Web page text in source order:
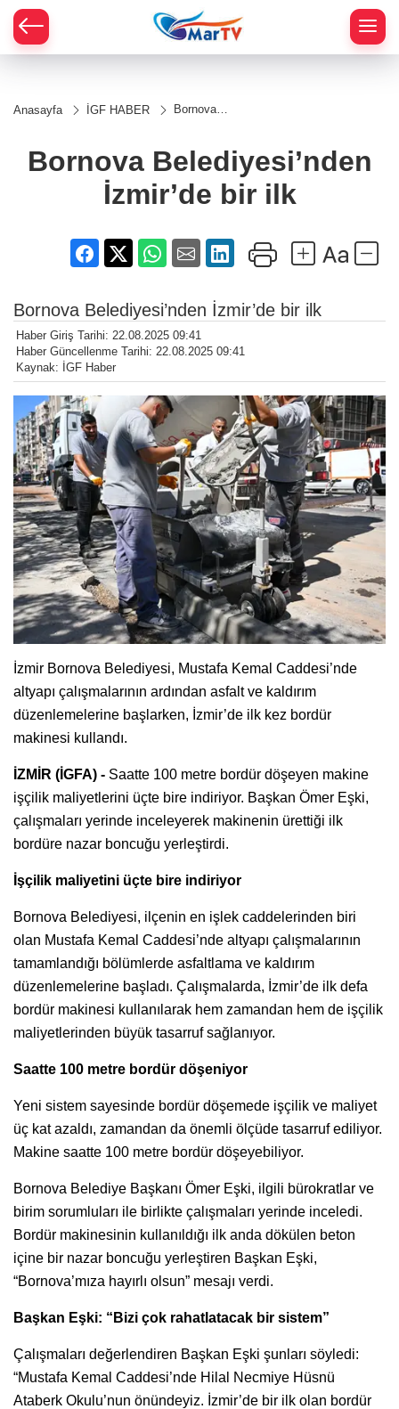
Anasayfa İGF HABER
Bornova
Bornova Belediyesi’nden
İzmir’de bir ilk
Bornova Belediyesi’nden İzmir’de bir ilk
Haber Giriş Tarihi: 22.08.2025 09:41
Haber Güncellenme Tarihi: 22.08.2025 09:41
Kaynak: İGF Haber
İzmir Bornova Belediyesi, Mustafa Kemal Caddesi’nde
altyapı çalışmalarının ardından asfalt ve kaldırım
düzenlemelerine başlarken, İzmir’de ilk kez bordür
makinesi kullandı.
İZMİR (İGFA) - Saatte 100 metre bordür döşeyen makine
işçilik maliyetlerini üçte bire indiriyor. Başkan Ömer Eşki,
çalışmaları yerinde inceleyerek makinenin ürettiği ilk
bordüre nazar boncuğu yerleştirdi.
İşçilik maliyetini üçte bire indiriyor
Bornova Belediyesi, ilçenin en işlek caddelerinden biri
olan Mustafa Kemal Caddesi’nde altyapı çalışmalarının
tamamlandığı bölümlerde asfaltlama ve kaldırım
düzenlemelerine başladı. Çalışmalarda, İzmir’de ilk defa
bordür makinesi kullanılarak hem zamandan hem de işçilik
maliyetlerinden büyük tasarruf sağlanıyor.
Saatte 100 metre bordür döşeniyor
Yeni sistem sayesinde bordür döşemede işçilik ve maliyet
üç kat azaldı, zamandan da önemli ölçüde tasarruf ediliyor.
Makine saatte 100 metre bordür döşeyebiliyor.
Bornova Belediye Başkanı Ömer Eşki, ilgili bürokratlar ve
birim sorumluları ile birlikte çalışmaları yerinde inceledi.
Bordür makinesinin kullanıldığı ilk anda dökülen beton
içine bir nazar boncuğu yerleştiren Başkan Eşki,
“Bornova’mıza hayırlı olsun” mesajı verdi.
Başkan Eşki: “Bizi çok rahatlatacak bir sistem”
Çalışmaları değerlendiren Başkan Eşki şunları söyledi:
“Mustafa Kemal Caddesi’nde Hilal Necmiye Hüsnü
Ataberk Okulu’nun önündeyiz. İzmir’de bir ilk olan bordür